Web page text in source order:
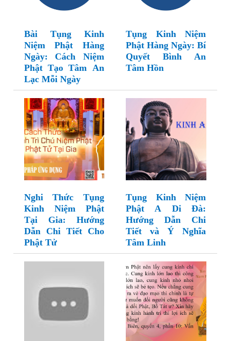
Bài Tụng Kinh
Niệm Phật Hàng
Ngày: Cách Niệm
Phật Tạo Tâm An
Lạc Mỗi Ngày
Tụng Kinh Niệm
Phật Hàng Ngày: Bí
Quyết Bình An
Tâm Hồn
Nghi Thức Tụng
Kinh Niệm Phật
Tại Gia: Hướng
Dẫn Chi Tiết Cho
Phật Tử
Tụng Kinh Niệm
Phật A Di Đà:
Hướng Dẫn Chi
Tiết và Ý Nghĩa
Tâm Linh